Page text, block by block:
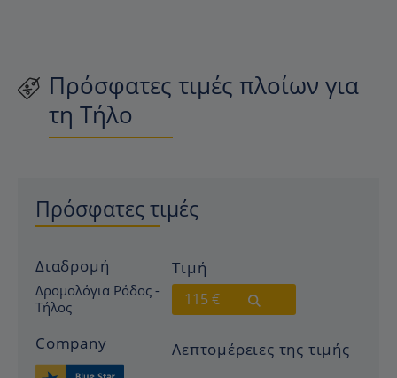
Πρόσφατες τιμές πλοίων για
τη Τήλο
Πρόσφατες τιμές
Διαδρομή
Δρομολόγια Ρόδος -
Τήλος
Company
Τιμή
115 €
Λεπτομέρειες της τιμής